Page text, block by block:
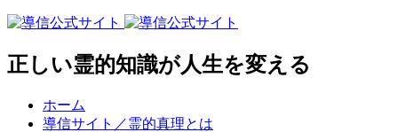
正しい霊的知識が人生を変える
ホーム
導信サイト／霊的真理とは